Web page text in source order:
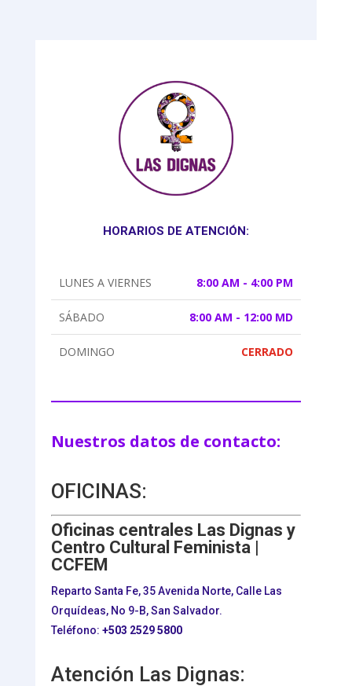
HORARIOS DE ATENCIÓN:
LUNES A VIERNES 8:00 AM - 4:00 PM
SÁBADO 8:00 AM - 12:00 MD
DOMINGO CERRADO
Nuestros datos de contacto:
OFICINAS:
Oficinas centrales Las Dignas y
Centro Cultural Feminista |
CCFEM
Reparto Santa Fe, 35 Avenida Norte, Calle Las
Orquídeas, No 9-B, San Salvador.
Teléfono: +503 2529 5800
Atención Las Dignas: